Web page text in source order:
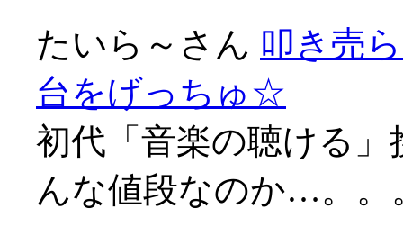
たいら～さん 叩き売
台をげっちゅ☆
初代「音楽の聴ける
んな値段なのか…。。